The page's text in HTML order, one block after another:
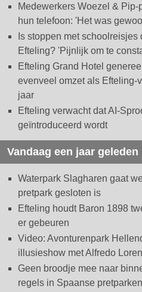
Medewerkers Woezel &
hun telefoon: 'Het was
Is stoppen met
Efteling? 'Pijnlijk om te
Efteling Grand Hotel
evenveel omzet als Efteling-
jaar
Efteling verwacht dat AI-
geïntroduceerd wordt
Vandaag een jaar geleden
Waterpark Slagharen gaat
pretpark gesloten is
Efteling houdt Baron 1898
er gebeuren
Video: Avonturenpark
illusieshow met Alfredo
Geen broodje mee naar
regels in Spaanse pretparken